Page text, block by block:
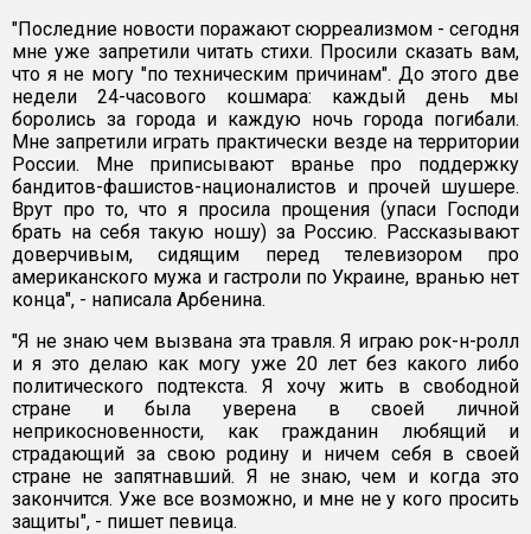
"Последние новости поражают сюрреализмом - сегодня
мне уже запретили читать стихи. Просили сказать вам,
что я не могу "по техническим причинам". До этого две
недели 24-часового кошмара: каждый день мы
боролись за города и каждую ночь города погибали.
Мне запретили играть практически везде на территории
России. Мне приписывают вранье про поддержку
бандитов-фашистов-националистов и прочей шушере.
Врут про то, что я просила прощения (упаси Господи
брать на себя такую ношу) за Россию. Рассказывают
доверчивым, сидящим перед телевизором про
американского мужа и гастроли по Украине, вранью нет
конца", - написала Арбенина.
"Я не знаю чем вызвана эта травля. Я играю рок-н-ролл
и я это делаю как могу уже 20 лет без какого либо
политического подтекста. Я хочу жить в свободной
стране и была уверена в своей личной
неприкосновенности, как гражданин любящий и
страдающий за свою родину и ничем себя в своей
стране не запятнавший. Я не знаю, чем и когда это
закончится. Уже все возможно, и мне не у кого просить
защиты", - пишет певица.